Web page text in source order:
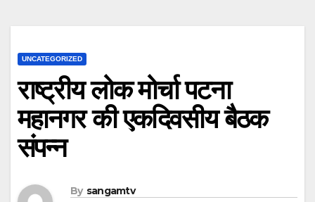
UNCATEGORIZED
राष्ट्रीय लोक मोर्चा पटना
महानगर की एकदिवसीय बैठक
संपन्न
By sangamtv